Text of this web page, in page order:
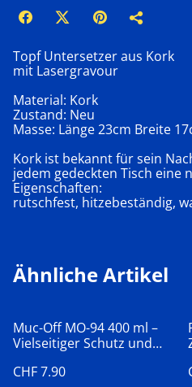
Topf Untersetzer aus Kork
mit Lasergravour
Material: Kork
Zustand: Neu
Masse: Länge 23cm Breite
Kork ist bekannt für sein
jedem gedeckten Tisch eine
Eigenschaften:
rutschfest, hitzebeständig,
Ähnliche Artikel
Muc-Off MO-94 400 ml –
Vielseitiger Schutz und
Motorrad
CHF 7.90